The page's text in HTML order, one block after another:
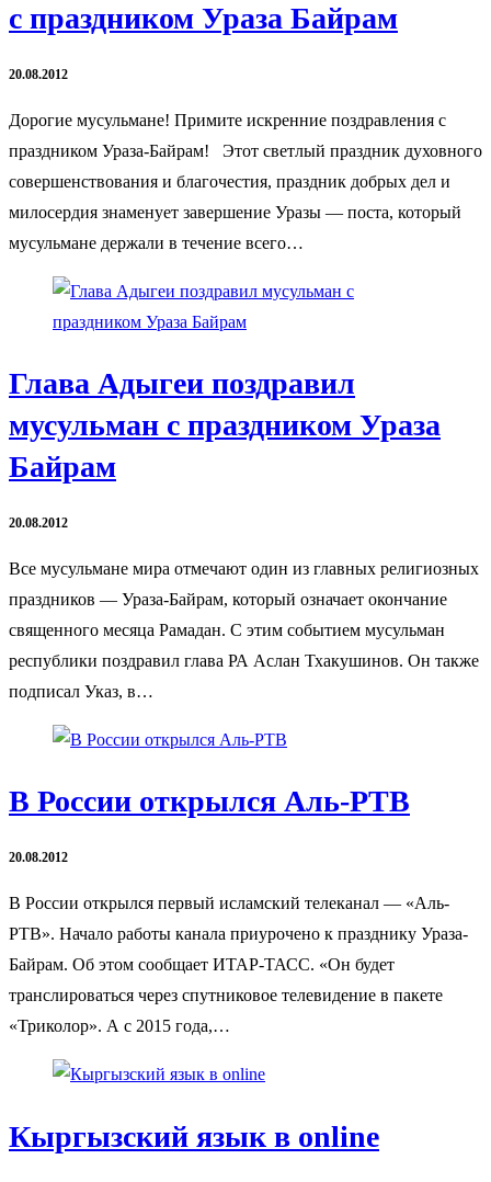
с праздником Ураза Байрам
20.08.2012
Дорогие мусульмане! Примите искренние поздравления с
праздником Ураза-Байрам! Этот светлый праздник духовного
совершенствования и благочестия, праздник добрых дел и
милосердия знаменует завершение Уразы — поста, который
мусульмане держали в течение всего…
Глава Адыгеи поздравил
мусульман с праздником Ураза
Байрам
20.08.2012
Все мусульмане мира отмечают один из главных религиозных
праздников — Ураза-Байрам, который означает окончание
священного месяца Рамадан. С этим событием мусульман
республики поздравил глава РА Аслан Тхакушинов. Он также
подписал Указ, в…
В России открылся Аль-РТВ
20.08.2012
В России открылся первый исламский телеканал — «Аль-
РТВ». Начало работы канала приурочено к празднику Ураза-
Байрам. Об этом сообщает ИТАР-ТАСС. «Он будет
транслироваться через спутниковое телевидение в пакете
«Триколор». А с 2015 года,…
Кыргызский язык в online